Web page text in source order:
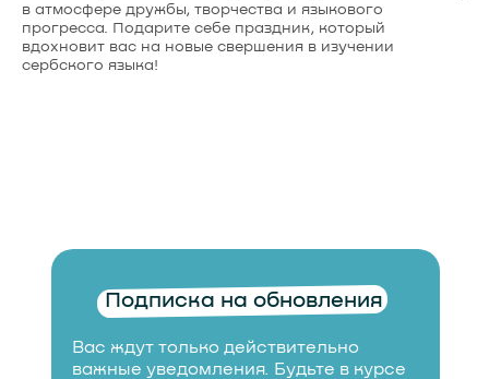
в атмосфере дружбы, творчества и языкового
прогресса. Подарите себе праздник, который
вдохновит вас на новые свершения в изучении
сербского языка!
Вас ждут только действительно
важные уведомления. Будьте в курсе
Подписка на обновления